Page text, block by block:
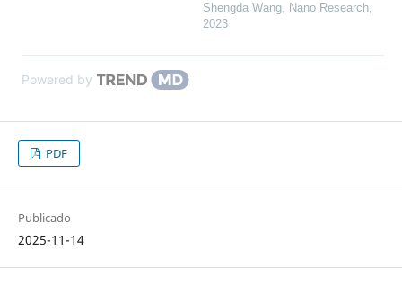
Shengda Wang, Nano Research,
2023
Powered by
PDF
Publicado
2025-11-14